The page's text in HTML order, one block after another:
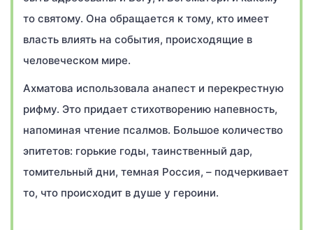
то святому. Она обращается к тому, кто имеет
власть влиять на события, происходящие в
человеческом мире.
Ахматова использовала анапест и перекрестную
рифму. Это придает стихотворению напевность,
напоминая чтение псалмов. Большое количество
эпитетов: горькие годы, таинственный дар,
томительный дни, темная Россия, – подчеркивает
то, что происходит в душе у героини.